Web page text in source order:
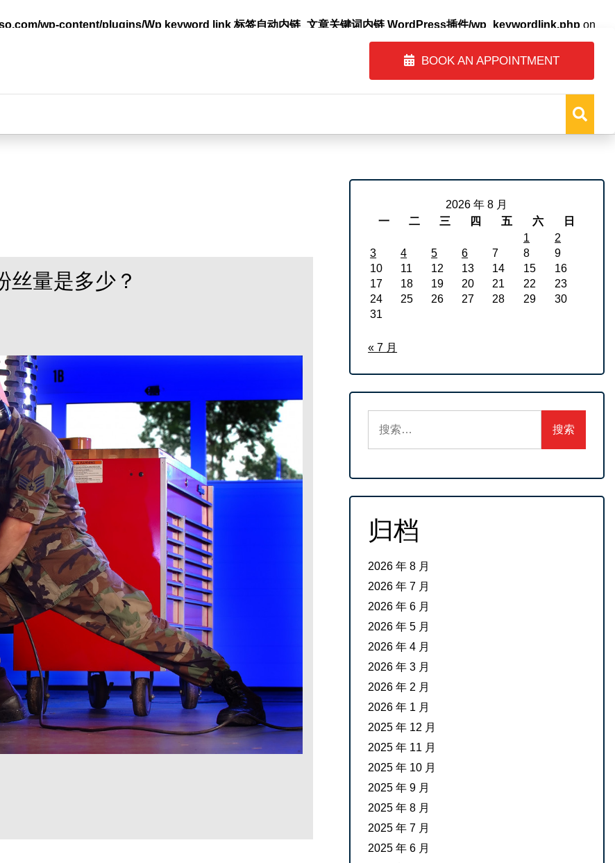
wp-content/plugins/Wp keyword link 标签自动内链_文章关键词内链 WordPress插件/wp_keywordlink.php on
BOOK AN APPOINTMENT
丝量是多少？
2026 年 8 月
一
二 三 四 五 六
日
1
2
3
4 5 6 7 8
9
10
11 12 13 14 15
16
17
18 19 20 21 22
23
24
25 26 27 28 29
30
31
« 7 月
索：
归档
2026 年 8 月
2026 年 7 月
2026 年 6 月
2026 年 5 月
2026 年 4 月
2026 年 3 月
2026 年 2 月
2026 年 1 月
2025 年 12 月
2025 年 11 月
2025 年 10 月
2025 年 9 月
2025 年 8 月
2025 年 7 月
2025 年 6 月